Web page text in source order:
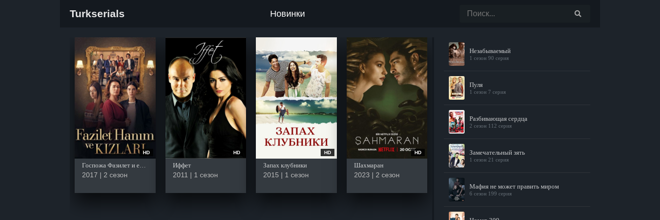
Turkserials Новинки
HD
2017 | 2 сезон
HD
Иффет
2011 | 1 сезон
HD
Запах клубники
2015 | 1 сезон
HD
Шахмаран
2023 | 2 сезон
Незабываемый
1 сезон 90 серия
Пуля
1 сезон 7 серия
Разбивающая сердца
2 сезон 112 серия
Замечательный зять
1 сезон 21 серия
Мафия не может править миром
6 сезон 199 серия